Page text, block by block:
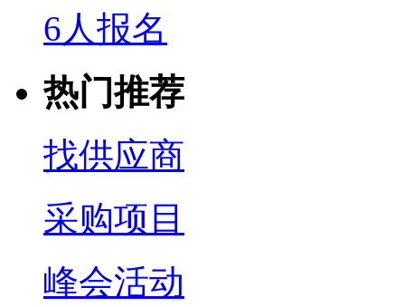
6人报名
热门推荐
找供应商
采购项目
峰会活动